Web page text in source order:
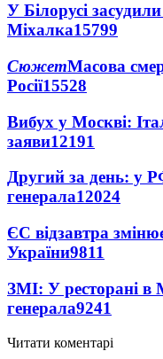
У Білорусі
Міхалка15799
СюжетМасова
Росії15528
Вибух у Москві:
заяви12191
Другий за день: у
генерала12024
ЄС відзавтра
України9811
ЗМІ: У ресторані в
генерала9241
Читати коментарі